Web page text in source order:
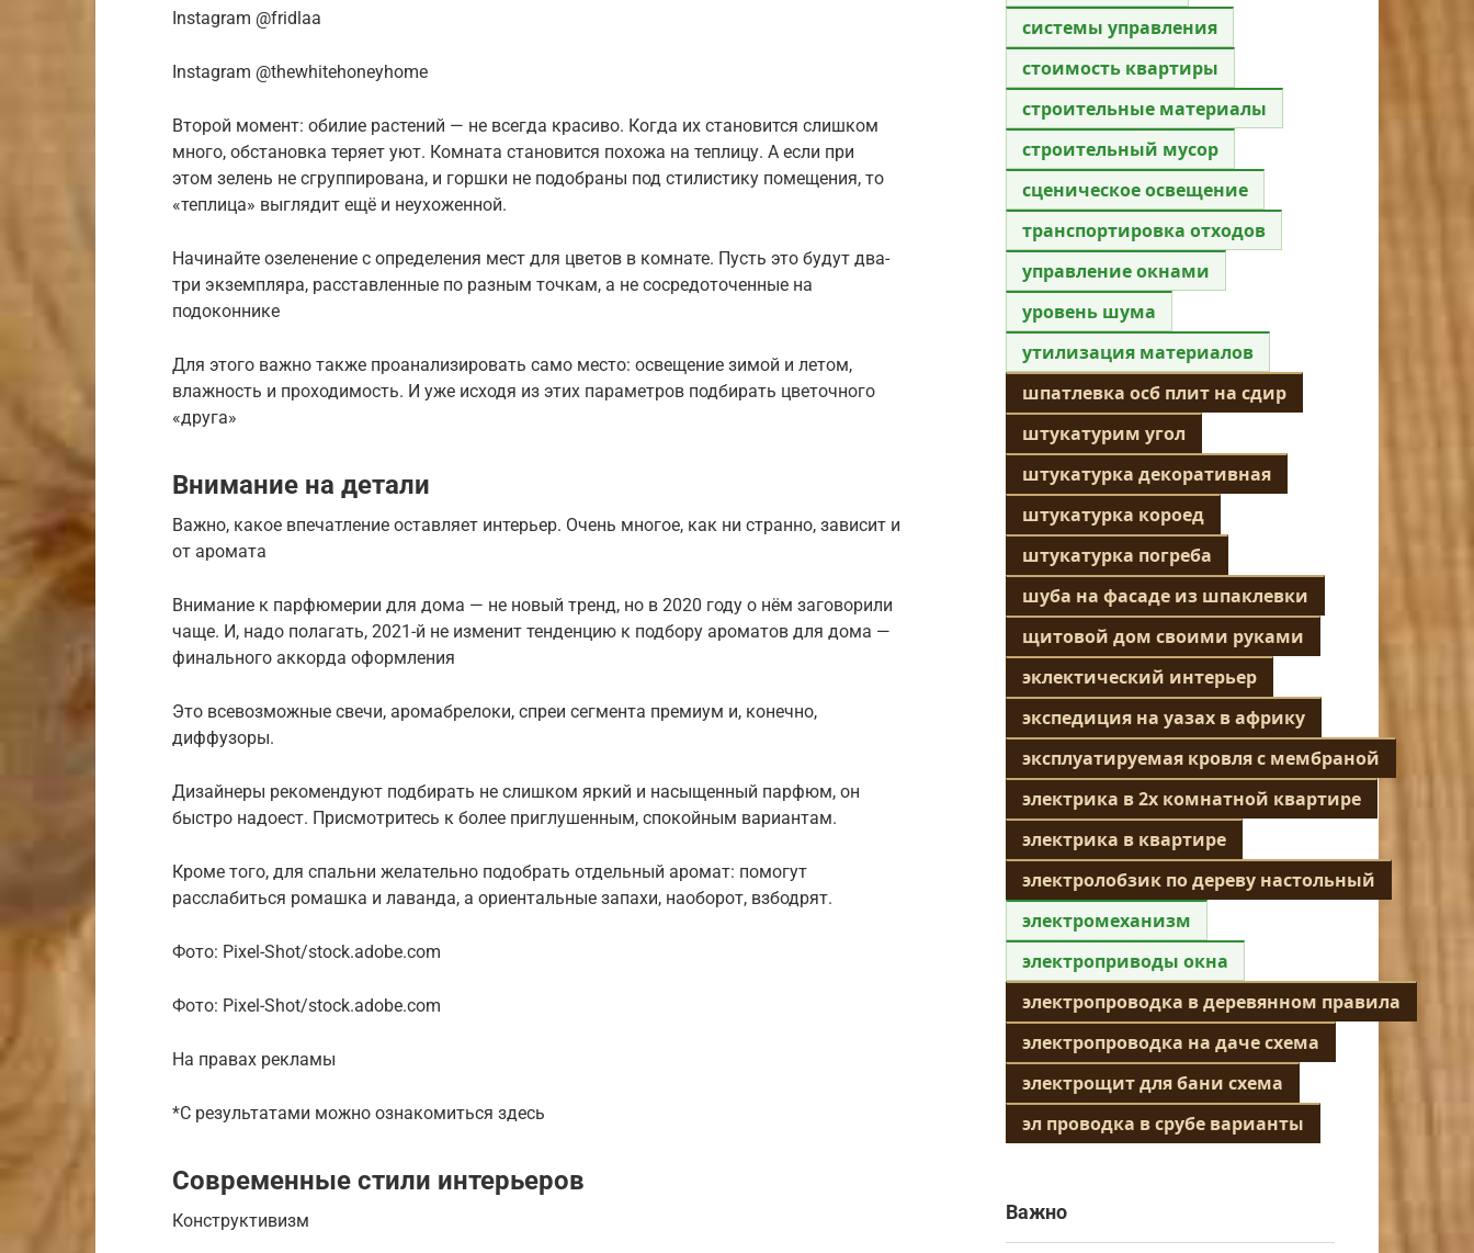
Instagram @fridlaa
Instagram @thewhitehoneyhome
Второй момент: обилие растений — не всегда красиво. Когда их становится слишком
много, обстановка теряет уют. Комната становится похожа на теплицу. А если при
этом зелень не сгруппирована, и горшки не подобраны под стилистику помещения, то
«теплица» выглядит ещё и неухоженной.
Начинайте озеленение с определения мест для цветов в комнате. Пусть это будут два-
три экземпляра, расставленные по разным точкам, а не сосредоточенные на
подоконнике
Для этого важно также проанализировать само место: освещение зимой и летом,
влажность и проходимость. И уже исходя из этих параметров подбирать цветочного
«друга»
Внимание на детали
Важно, какое впечатление оставляет интерьер. Очень многое, как ни странно, зависит и
от аромата
Внимание к парфюмерии для дома — не новый тренд, но в 2020 году о нём заговорили
чаще. И, надо полагать, 2021-й не изменит тенденцию к подбору ароматов для дома —
финального аккорда оформления
Это всевозможные свечи, аромабрелоки, спреи сегмента премиум и, конечно,
диффузоры.
Дизайнеры рекомендуют подбирать не слишком яркий и насыщенный парфюм, он
быстро надоест. Присмотритесь к более приглушенным, спокойным вариантам.
Кроме того, для спальни желательно подобрать отдельный аромат: помогут
расслабиться ромашка и лаванда, а ориентальные запахи, наоборот, взбодрят.
Фото: Pixel-Shot/stock.adobe.com
Фото: Pixel-Shot/stock.adobe.com
На правах рекламы
*С результатами можно ознакомиться здесь
Современные стили интерьеров
Конструктивизм
системы управления
стоимость квартиры
строительные материалы
строительный мусор
сценическое освещение
транспортировка отходов
управление окнами
уровень шума
утилизация материалов
шпатлевка осб плит на сдир
штукатурим угол
штукатурка декоративная
штукатурка короед
штукатурка погреба
шуба на фасаде из шпаклевки
щитовой дом своими руками
эклектический интерьер
экспедиция на уазах в африку
эксплуатируемая кровля с мембраной
электрика в 2х комнатной квартире
электрика в квартире
электролобзик по дереву настольный
электромеханизм
электроприводы окна
электропроводка в деревянном правила
электропроводка на даче схема
электрощит для бани схема
эл проводка в срубе варианты
Важно